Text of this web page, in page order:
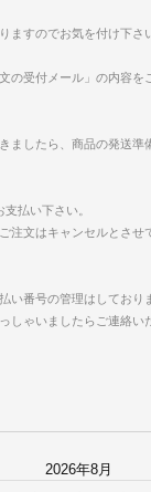
ますのでお気を付け下さ
の受付メール」の内容を
ましたら、商品の発送準
払い下さい。
注文はキャンセルとさせ
い番号の管理はしており
しゃいましたらご連絡い
2026年8月